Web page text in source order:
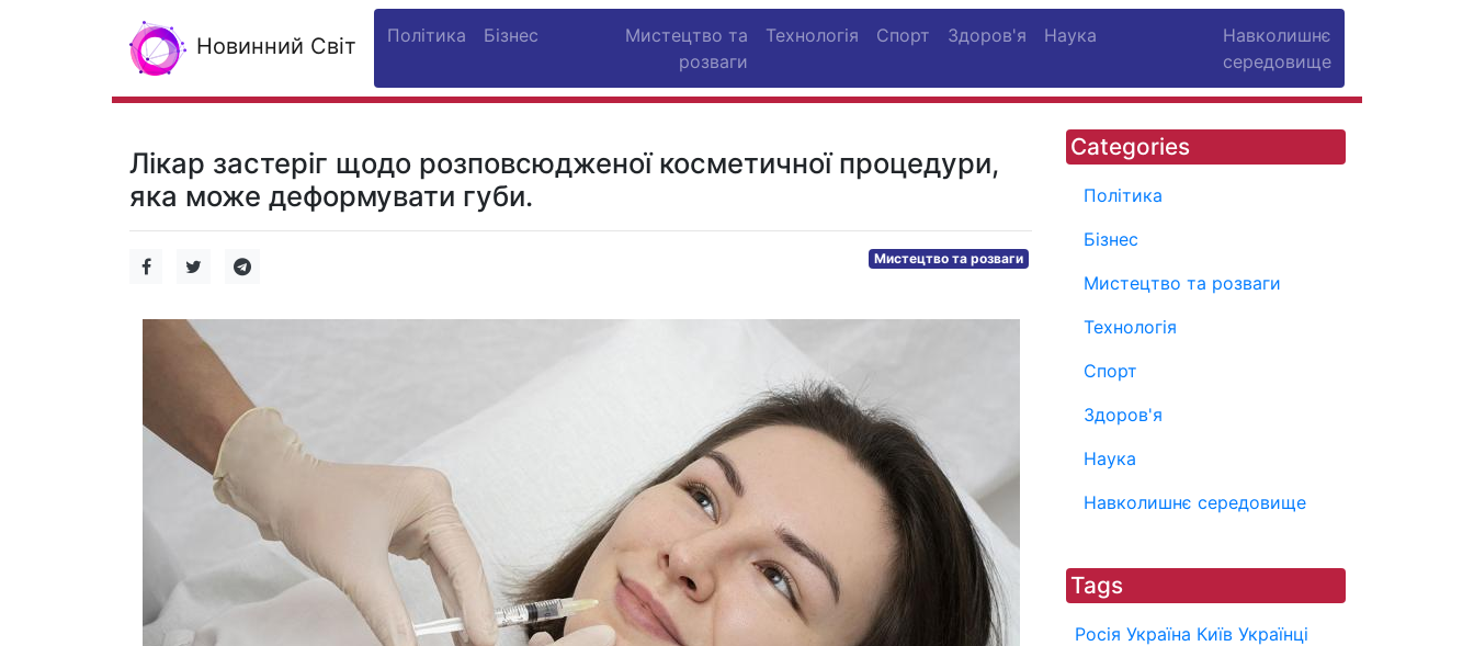
Новинний Світ Політика Бізнес
Мистецтво та
розваги
Технологія Спорт Здоров'я Наука
Навколишнє
середовище
Лікар застеріг щодо розповсюдженої косметичної процедури,
яка може деформувати губи.
Мистецтво та розваги
Categories
Політика
Бізнес
Мистецтво та розваги
Технологія
Спорт
Здоров'я
Наука
Навколишнє середовище
Tags
Росія Україна Київ Українці